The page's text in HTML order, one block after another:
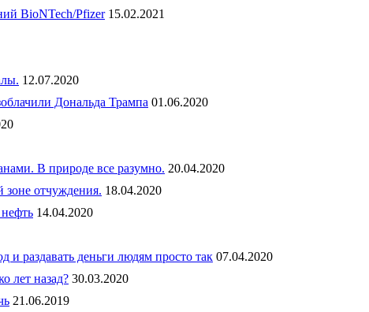
BioNTech/Pfizer 15.02.2021
12.07.2020
Дональда Трампа 01.06.2020
В природе все разумно. 20.04.2020
отчуждения. 18.04.2020
14.04.2020
и раздавать деньги людям просто так 07.04.2020
лет назад? 30.03.2020
21.06.2019